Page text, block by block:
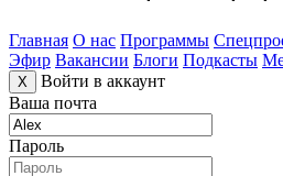
Главная О нас Программы
Эфир Вакансии Блоги Подкасты
X
Войти в аккаунт
Ваша почта
Пароль